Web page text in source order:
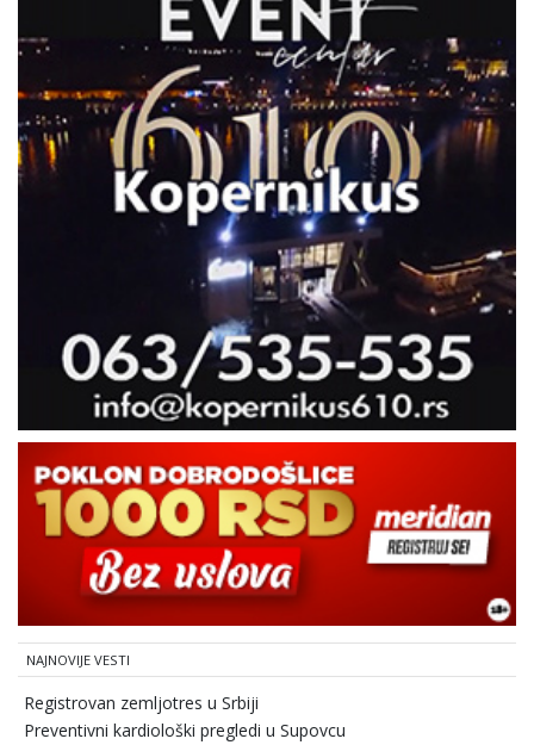
NAJNOVIJE VESTI
Registrovan zemljotres u Srbiji
Preventivni kardiološki pregledi u Supovcu